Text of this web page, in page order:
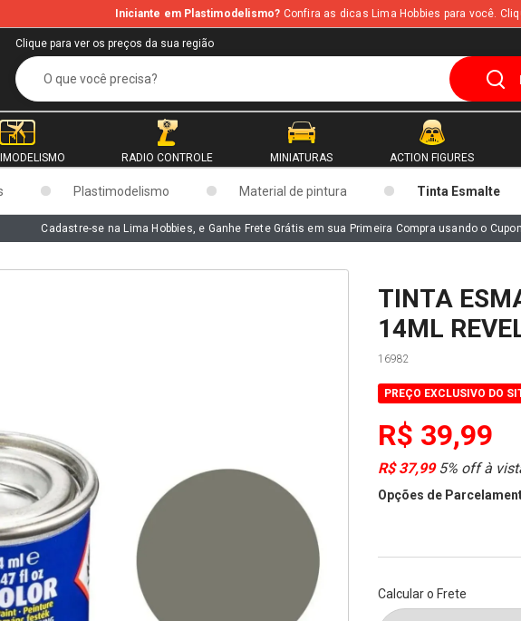
Iniciante em Plastimodelismo? Confira as dicas Lima Hobbies para você.
Clique para ver os preços da sua região
RADIO CONTROLE MINIATURAS ACTION FIGURES
Plastimodelismo Material de pintura Tinta Esmalte
Cadastre-se na Lima Hobbies, e Ganhe Frete Grátis em sua Primeira Compra usando o
TINTA
14ML
16982
PREÇO EXCLUSIVO DO
R$ 39,99
R$ 37,995% off à
Opções de
Calcular o Frete